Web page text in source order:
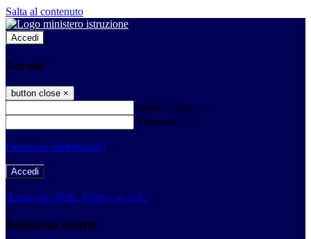
Salta al contenuto
Accedi
Accedi
button close ×
Nome Utente
Password
Password dimenticata?
-
Entra con SPID Entra con CIE
Seleziona utente